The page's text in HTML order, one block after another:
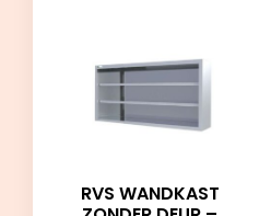
RVS WANDKAST